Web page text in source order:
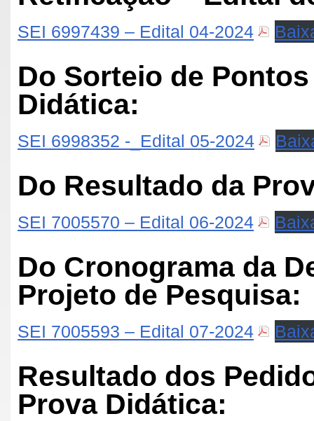
SEI 6997439 – Edital 04-2024
Do Sorteio de
Didática:
SEI 6998352 -_Edital 05-2024
Do Resultado da
SEI 7005570 – Edital 06-2024
Do Cronograma da
Projeto de Pesquisa:
SEI 7005593 – Edital 07-2024
Resultado dos
Prova Didática: